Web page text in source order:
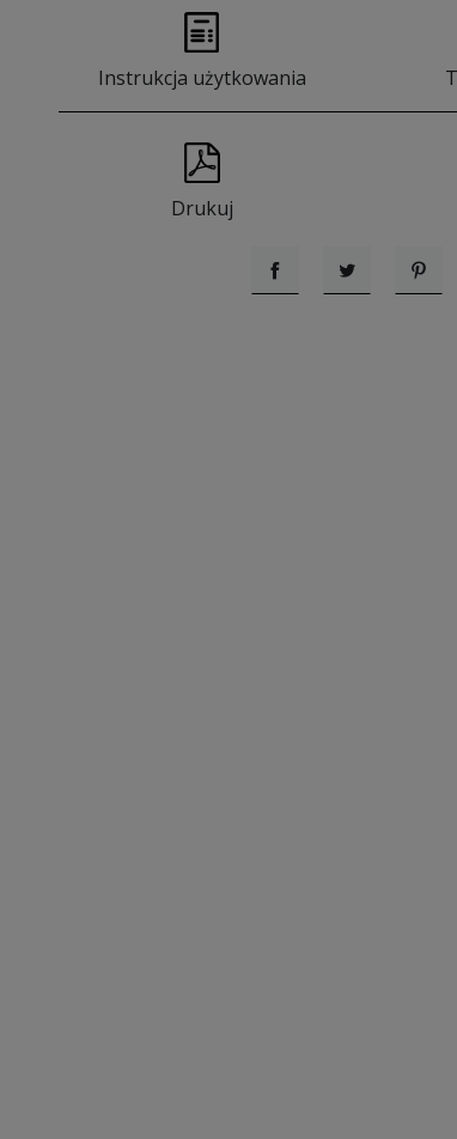
Instrukcja użytkowania
Drukuj
UdostępnijTweetuj